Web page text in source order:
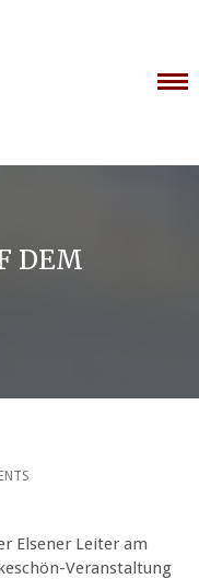
DEM
Elsener Leiter am
Veranstaltung